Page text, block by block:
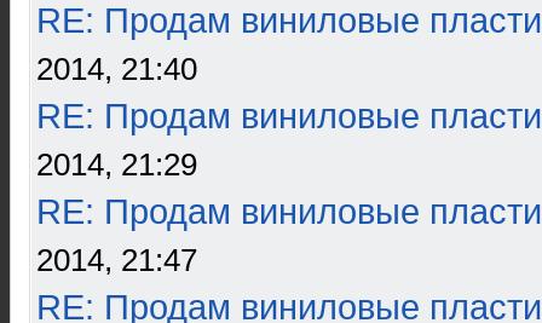
RE: Продам виниловые
2014, 21:40
RE: Продам виниловые
2014, 21:29
RE: Продам виниловые
2014, 21:47
RE: Продам виниловые